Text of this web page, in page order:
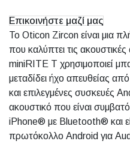
Επικοινήστε μαζί μας
Το Oticon Zircon είναι μια
που καλύπτει τις
miniRITE T χρησιμοποιεί
μεταδίδει ήχο απευθείας
και επιλεγμένες συσκευές
ακουστικό που είναι
iPhone® με Bluetooth® και
πρωτόκολλο Android για